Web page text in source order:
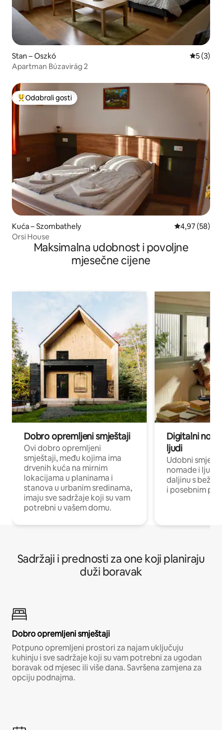
Stan – Oszkó
5 (3)
Apartman Búzavirág 2
Među najviše rangiranima s oznakom „Odabrali gosti”
Odabrali gosti
Kuća – Szombathely Prosječna
4,97 (58)
Orsi House
Maksimalna udobnost i povoljne
mjesečne cijene
Dobro opremljeni smještaji
Ovi dobro opremljeni
smještaji, među kojima ima
drvenih kuća na mirnim
lokacijama u planinama i
stanova u urbanim sredinama,
imaju sve sadržaje koji su vam
potrebni u vašem domu.
Digitalni
ljudi
Udobni
nomade i ljude
daljinu s
i posebnim
Sadržaji i prednosti za one koji planiraju
duži boravak
Dobro opremljeni smještaji
Potpuno opremljeni prostori za najam uključuju
kuhinju i sve sadržaje koji su vam potrebni za ugodan
boravak od mjesec ili više dana. Savršena zamjena za
opciju podnajma.